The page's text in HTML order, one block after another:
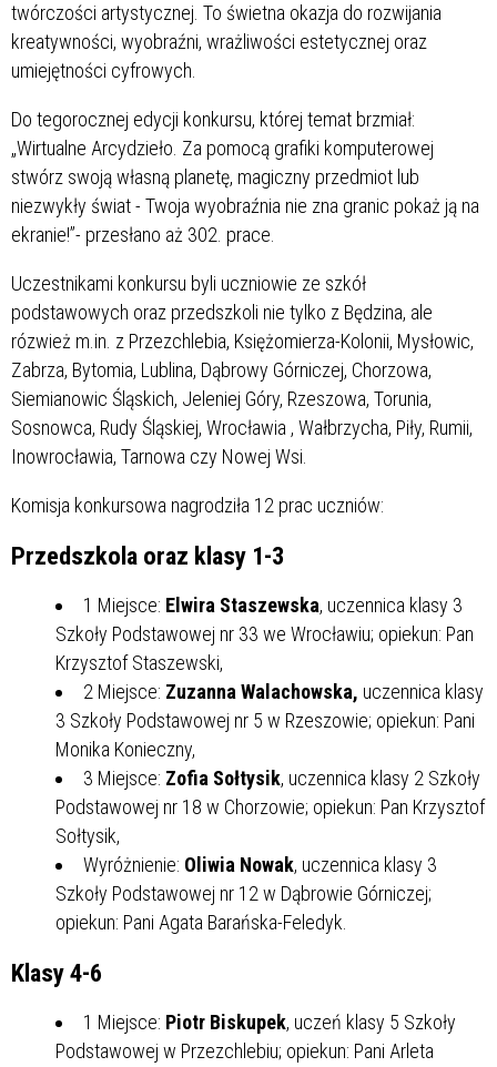
twórczości artystycznej. To świetna okazja do rozwijania
kreatywności, wyobraźni, wrażliwości estetycznej oraz
umiejętności cyfrowych.
Do tegorocznej edycji konkursu, której temat brzmiał:
„Wirtualne Arcydzieło. Za pomocą grafiki komputerowej
stwórz swoją własną planetę, magiczny przedmiot lub
niezwykły świat - Twoja wyobraźnia nie zna granic pokaż ją na
ekranie!”- przesłano aż 302. prace.
Uczestnikami konkursu byli uczniowie ze szkół
podstawowych oraz przedszkoli nie tylko z Będzina, ale
rózwież m.in. z Przezchlebia, Księżomierza-Kolonii, Mysłowic,
Zabrza, Bytomia, Lublina, Dąbrowy Górniczej, Chorzowa,
Siemianowic Śląskich, Jeleniej Góry, Rzeszowa, Torunia,
Sosnowca, Rudy Śląskiej, Wrocławia , Wałbrzycha, Piły, Rumii,
Inowrocławia, Tarnowa czy Nowej Wsi.
Komisja konkursowa nagrodziła 12 prac uczniów:
Przedszkola oraz klasy 1-3
1 Miejsce: Elwira Staszewska, uczennica klasy 3
Szkoły Podstawowej nr 33 we Wrocławiu; opiekun: Pan
Krzysztof Staszewski,
2 Miejsce: Zuzanna Walachowska, uczennica klasy
3 Szkoły Podstawowej nr 5 w Rzeszowie; opiekun: Pani
Monika Konieczny,
3 Miejsce: Zofia Sołtysik, uczennica klasy 2 Szkoły
Podstawowej nr 18 w Chorzowie; opiekun: Pan Krzysztof
Sołtysik,
Wyróżnienie: Oliwia Nowak, uczennica klasy 3
Szkoły Podstawowej nr 12 w Dąbrowie Górniczej;
opiekun: Pani Agata Barańska-Feledyk.
Klasy 4-6
1 Miejsce: Piotr Biskupek, uczeń klasy 5 Szkoły
Podstawowej w Przezchlebiu; opiekun: Pani Arleta